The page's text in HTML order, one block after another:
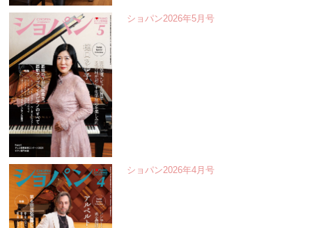
ショパン2026年5月号
ショパン2026年4月号